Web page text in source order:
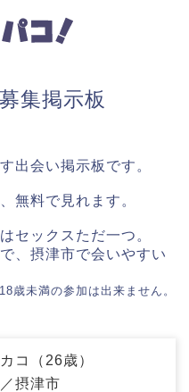
集掲示板
出会い掲示板です。
無料で見れます。
セックスただ一つ。
、摂津市で会いやすい
歳未満の参加は出来ません。
コ（26歳）
摂津市